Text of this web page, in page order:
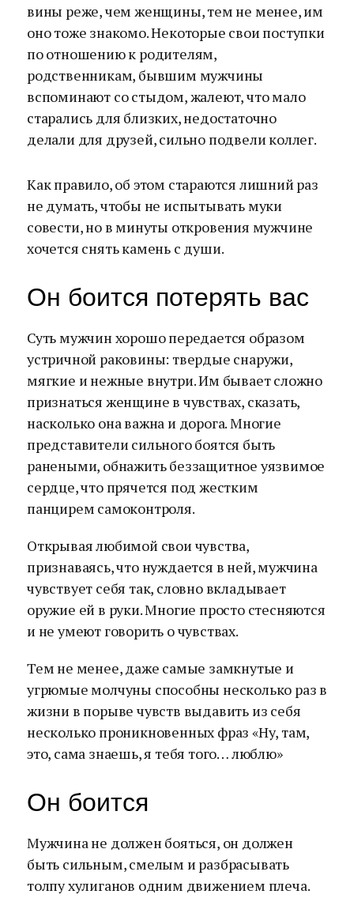
вины реже, чем женщины, тем не менее, им
оно тоже знакомо. Некоторые свои поступки
по отношению к родителям,
родственникам, бывшим мужчины
вспоминают со стыдом, жалеют, что мало
старались для близких, недостаточно
делали для друзей, сильно подвели коллег.
Как правило, об этом стараются лишний раз
не думать, чтобы не испытывать муки
совести, но в минуты откровения мужчине
хочется снять камень с души.
Он боится потерять вас
Суть мужчин хорошо передается образом
устричной раковины: твердые снаружи,
мягкие и нежные внутри. Им бывает сложно
признаться женщине в чувствах, сказать,
насколько она важна и дорога. Многие
представители сильного боятся быть
ранеными, обнажить беззащитное уязвимое
сердце, что прячется под жестким
панцирем самоконтроля.
Открывая любимой свои чувства,
признаваясь, что нуждается в ней, мужчина
чувствует себя так, словно вкладывает
оружие ей в руки. Многие просто стесняются
и не умеют говорить о чувствах.
Тем не менее, даже самые замкнутые и
угрюмые молчуны способны несколько раз в
жизни в порыве чувств выдавить из себя
несколько проникновенных фраз «Ну, там,
это, сама знаешь, я тебя того… люблю»
Он боится
Мужчина не должен бояться, он должен
быть сильным, смелым и разбрасывать
толпу хулиганов одним движением плеча.